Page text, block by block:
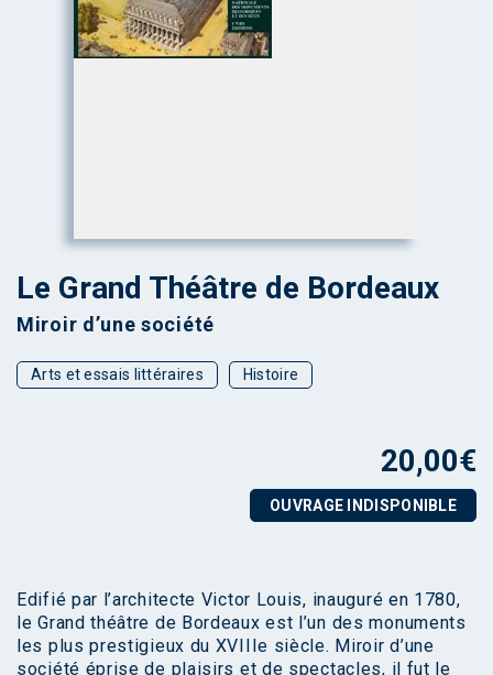
Le Grand Théâtre de Bordeaux
Miroir d’une société
Arts et essais littéraires Histoire
20,00€
OUVRAGE INDISPONIBLE
Edifié par l’architecte Victor Louis, inauguré en 1780,
le Grand théâtre de Bordeaux est l’un des monuments
les plus prestigieux du XVIIIe siècle. Miroir d’une
société éprise de plaisirs et de spectacles, il fut le